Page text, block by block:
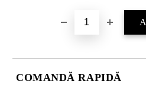
COMANDĂ RAPIDĂ